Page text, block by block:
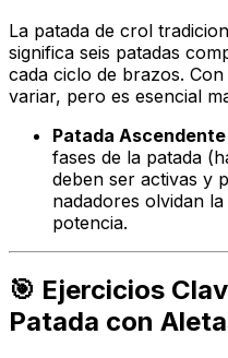
La patada de crol
significa seis patadas
cada ciclo de brazos.
variar, pero es esencial
Patada
fases de la patada
deben ser activas y
nadadores olvidan
potencia.
🎯 Ejercicios
Patada con